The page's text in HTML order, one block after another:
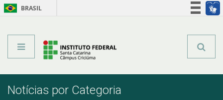
BRASIL
Notícias por Categoria